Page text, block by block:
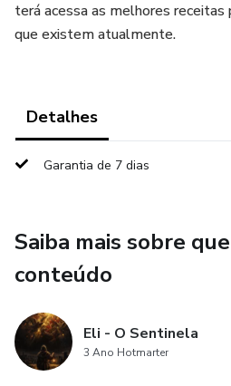
terá acessa as melhores receitas
que existem atualmente.
Detalhes
Garantia de 7 dias
Saiba mais sobre
conteúdo
Eli - O Sentinela
3 Ano Hotmarter